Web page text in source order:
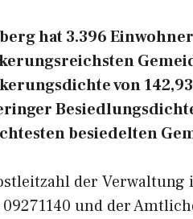
hat 3.396
von
besiedelten
der Verwaltung
und der